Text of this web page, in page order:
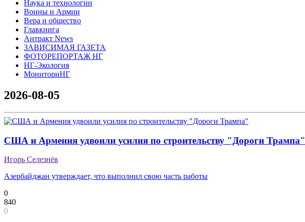
Наука и технологии
Воины и Армии
Вера и общество
Главкнига
Антракт News
ЗАВИСИМАЯ ГАЗЕТА
ФОТОРЕПОРТАЖ НГ
НГ-Экология
МониториНГ
2026-08-05
США и Армения удвоили усилия по строительству "Дороги Трампа"
Игорь Селезнёв
Азербайджан утверждает, что выполнил свою часть работы
0
840
0